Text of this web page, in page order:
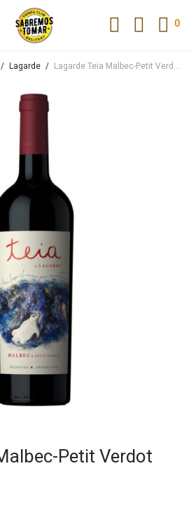
0
/ Lagarde / Lagarde Teia Malbec-Petit Verdot 2024 750ml
Petit Verdot